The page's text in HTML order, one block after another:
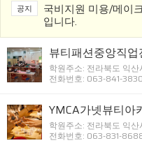
공지 국비지원 미용/메이
입니다.
뷰티패션중앙직
학원주소: 전라북도 익
전화번호: 063-841-3830
YMCA가넷뷰티아
학원주소: 전라북도 익
전화번호: 063-831-